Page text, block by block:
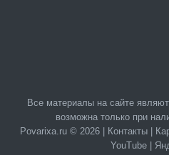
Все материалы на сайте
возможна только при
Povarixa.ru © 2026 |
Контакты|
YouTube|